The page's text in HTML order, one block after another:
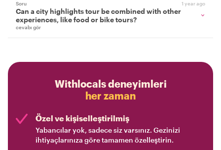
Soru 1 year ago
Can a city highlights tour be combined with other
experiences, like food or bike tours?
cevabı gör
Withlocals deneyimleri
her zaman
Özel ve kişiselleştirilmiş
Yabancılar yok, sadece siz varsınız. Gezinizi
ihtiyaçlarınıza göre tamamen özelleştirin.